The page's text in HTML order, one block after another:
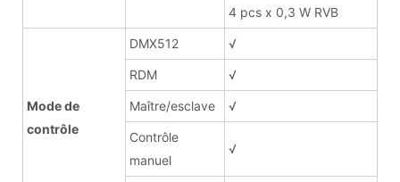
4 pcs x 0,3 W RVB
Mode de
contrôle
DMX512 √
RDM √
Maître/esclave √
Contrôle
manuel
√